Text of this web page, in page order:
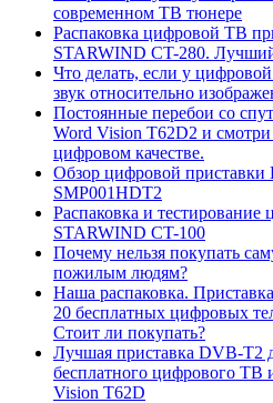
современном ТВ тюнере
Распаковка цифровой ТВ
STARWIND CT-280.
Что делать, если у
звук относительно
Постоянные перебои со
Word Vision T62D2 и
цифровом качестве.
Обзор цифровой
SMP001HDT2
Распаковка и
STARWIND CT-100
Почему нельзя покупать
пожилым людям?
Наша распаковка.
20 бесплатных цифровых
Стоит ли покупать?
Лучшая приставка DVB-T2
бесплатного цифрового ТВ
Vision T62D